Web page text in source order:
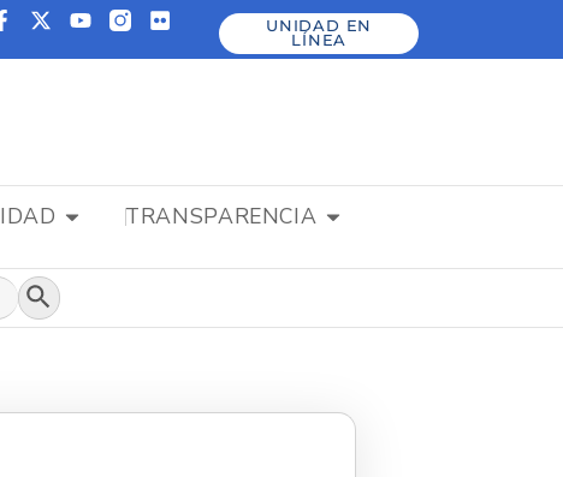
UNIDAD EN
LÍNEA
TRANSPARENCIA
Botón de búsqueda